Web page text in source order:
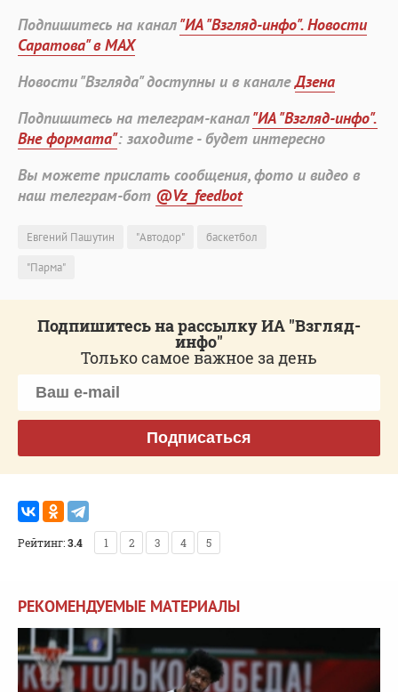
Подпишитесь на канал"ИА "Взгляд-инфо". Новости
Саратова" в MAX
Новости "Взгляда" доступны и в каналеДзена
Подпишитесь на телеграм-канал"ИА "Взгляд-инфо".
Вне формата": заходите - будет интересно
Вы можете прислать сообщения, фото и видео в
наш телеграм-бот @Vz_feedbot
Евгений Пашутин "Автодор"
баскетбол
"Парма"
Подпишитесь на рассылку ИА "Взгляд-
инфо"
Только самое важное за день
Подписаться
Рейтинг:3.4 1 2 3 4 5
РЕКОМЕНДУЕМЫЕ МАТЕРИАЛЫ